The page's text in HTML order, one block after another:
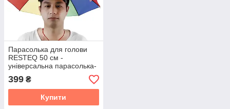
Парасолька для голови
RESTEQ 50 см -
універсальна парасолька-
капелюх на голову від
сонця і дощу, складаний
головний аксесуар для
399 ₴
Купити